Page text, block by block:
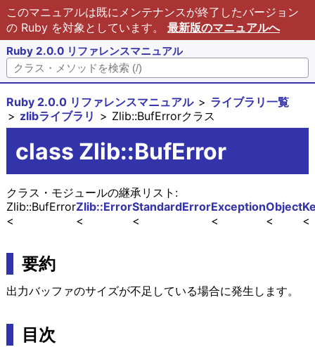
このマニュアルは既にメンテナンスが終了したバージョン
の Ruby を対象としています。 最新版のマニュアルへ
Ruby 2.0.0 リファレンスマニュアル
Ruby 2.0.0 リファレンスマニュアル
ライブラリ一覧
zlibライブラリ
Zlib::BufErrorクラス
class Zlib::BufError
クラス・モジュールの継承リスト:
Object
Exception
StandardError
Zlib::Error
Zlib::BufError
要約
出力バッファのサイズが不足している場合に発生します。
目次